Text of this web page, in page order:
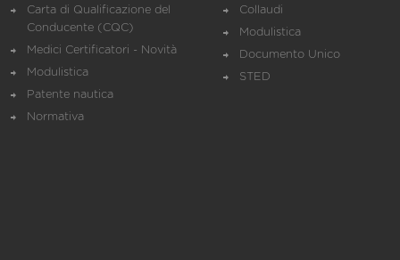
Carta di Qualificazione del
Conducente (CQC)
Medici Certificatori - Novità
Modulistica
Patente nautica
Normativa
Collaudi
Modulistica
Documento Unico
STED